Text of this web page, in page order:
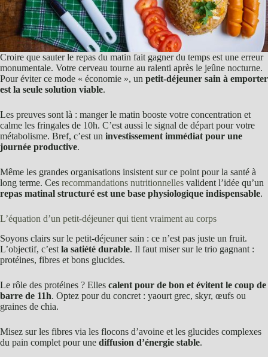
Croire que sauter le repas du matin fait gagner du temps est une erreur
monumentale. Votre cerveau tourne au ralenti après le jeûne nocturne.
Pour éviter ce mode « économie », un petit-déjeuner sain à emporter
est la seule solution viable.
Les preuves sont là : manger le matin booste votre concentration et
calme les fringales de 10h. C’est aussi le signal de départ pour votre
métabolisme. Bref, c’est un investissement immédiat pour une
journée productive.
Même les grandes organisations insistent sur ce point pour la santé à
long terme. Ces recommandations nutritionnelles valident l’idée qu’un
repas matinal structuré est une base physiologique indispensable.
L’équation d’un petit-déjeuner qui tient vraiment au corps
Soyons clairs sur le petit-déjeuner sain : ce n’est pas juste un fruit.
L’objectif, c’est la satiété durable. Il faut miser sur le trio gagnant :
protéines, fibres et bons glucides.
Le rôle des protéines ? Elles calent pour de bon et évitent le coup de
barre de 11h. Optez pour du concret : yaourt grec, skyr, œufs ou
graines de chia.
Misez sur les fibres via les flocons d’avoine et les glucides complexes
du pain complet pour une diffusion d’énergie stable.